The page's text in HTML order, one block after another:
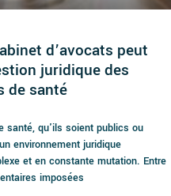
d’avocats peut
juridique des
de santé
santé, qu'ils soient publics ou
environnement juridique
et en constante mutation. Entre
imposées